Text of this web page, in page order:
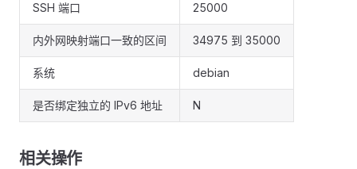
SSH 端口 25000
内外网映射端口一致的区间 34975 到 35000
系统 debian
是否绑定独立的 IPv6 地址 N
相关操作